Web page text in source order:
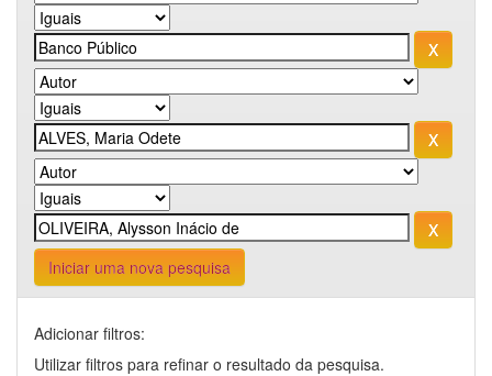
Iniciar uma nova pesquisa
Adicionar filtros:
Utilizar filtros para refinar o resultado da pesquisa.